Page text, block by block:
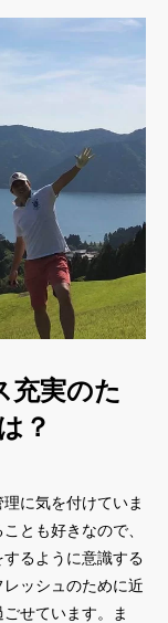
充実のた
？
に気を付けていま
とも好きなので、
るように意識する
ッシュのために近
せています。ま